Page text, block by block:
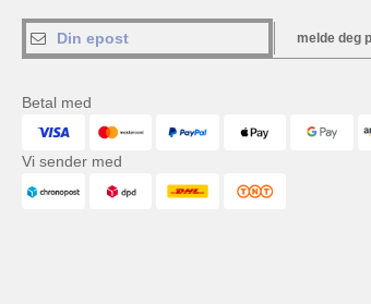
melde deg
Betal med
Vi sender med